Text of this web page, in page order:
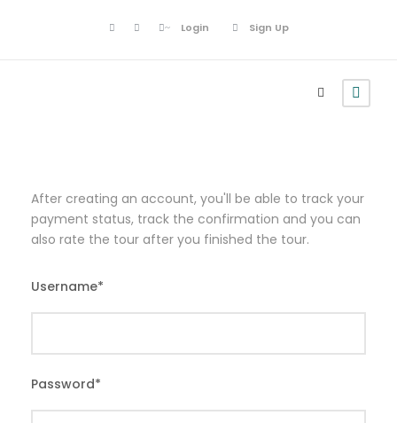
Login Sign Up
After creating an account, you'll be able to track your
payment status, track the confirmation and you can
also rate the tour after you finished the tour.
Username*
Password*